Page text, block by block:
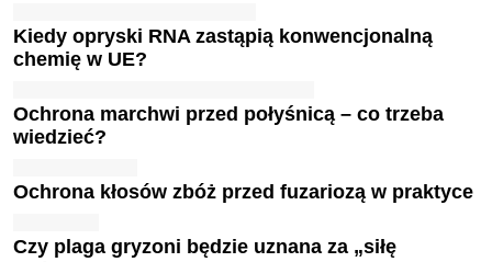
Kiedy opryski RNA zastąpią konwencjonalną
chemię w UE?
Ochrona marchwi przed połyśnicą – co trzeba
wiedzieć?
Ochrona kłosów zbóż przed fuzariozą w praktyce
Czy plaga gryzoni będzie uznana za „siłę